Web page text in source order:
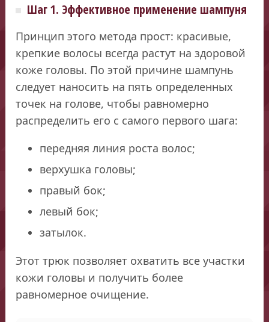
Шаг 1. Эффективное применение шампуня
Принцип этого метода прост: красивые,
крепкие волосы всегда растут на здоровой
коже головы. По этой причине шампунь
следует наносить на пять определенных
точек на голове, чтобы равномерно
распределить его с самого первого шага:
передняя линия роста волос;
верхушка головы;
правый бок;
левый бок;
затылок.
Этот трюк позволяет охватить все участки
кожи головы и получить более
равномерное очищение.